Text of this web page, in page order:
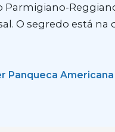
O segredo está
Panqueca